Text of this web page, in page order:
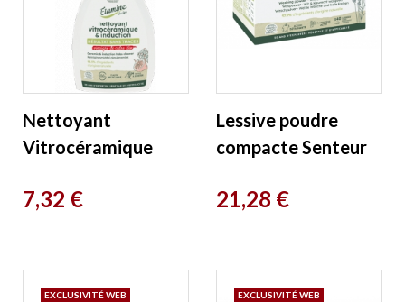
Nettoyant
Vitrocéramique
vinaigre bio 240ml
Prix
7,32 €
Lessive poudre
compacte Senteur
Etamine du Lys
Prix
21,28 €
EXCLUSIVITÉ WEB EXCLUSIVITÉ WEB